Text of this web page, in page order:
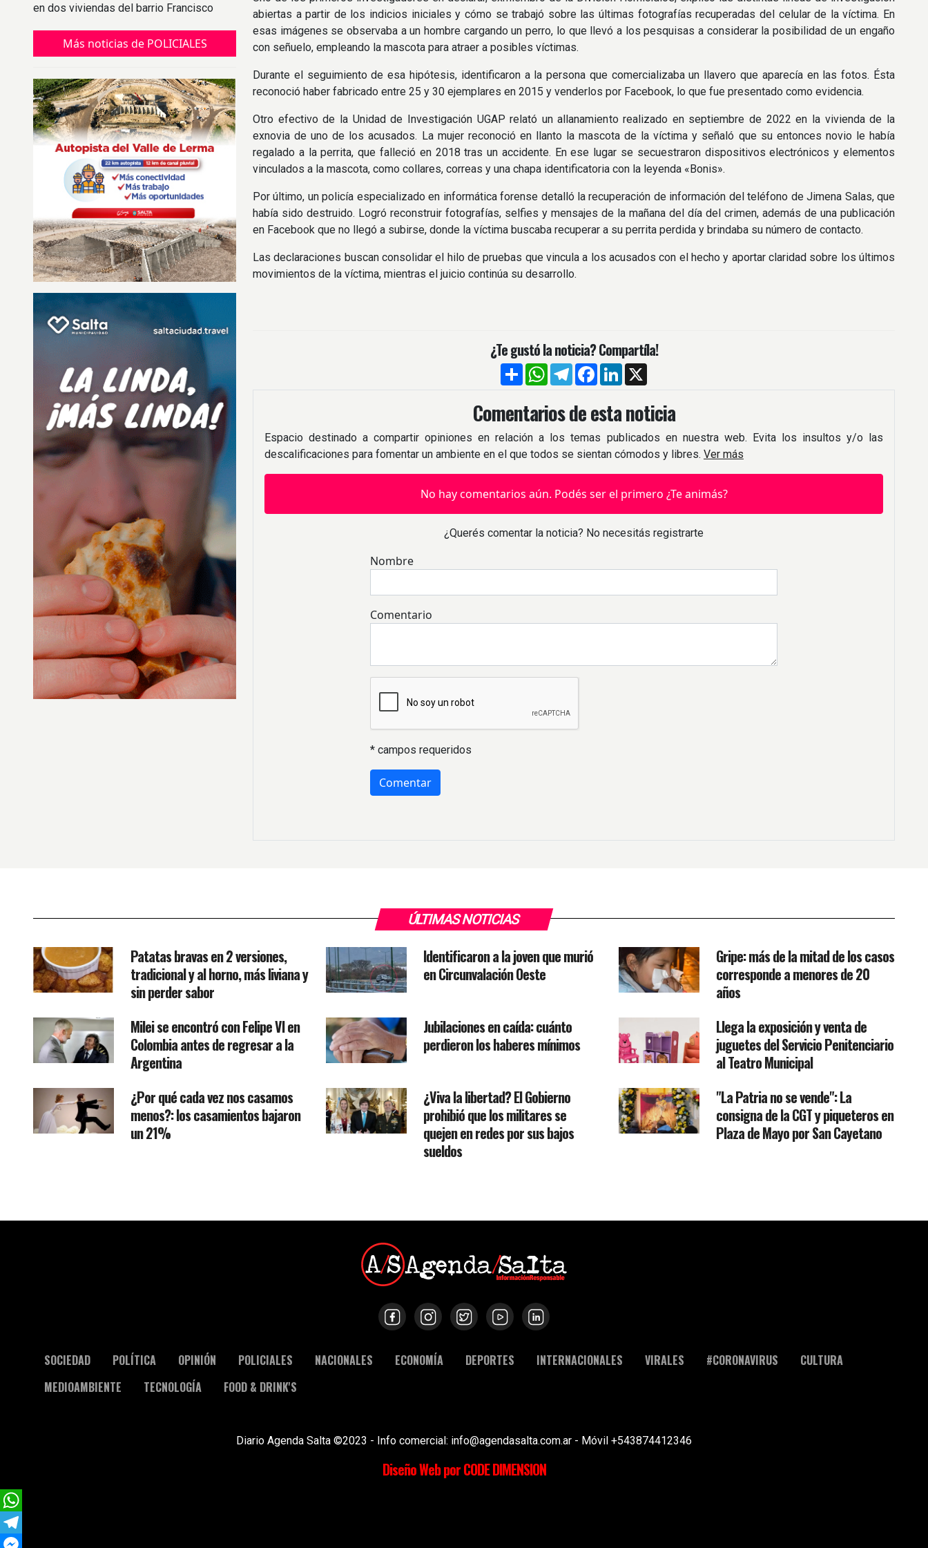
en dos viviendas del barrio Francisco
Más noticias de POLICIALES
abiertas a partir de los indicios iniciales y cómo se trabajó sobre las últimas fotografías recuperadas del celular de la víctima. En
esas imágenes se observaba a un hombre cargando un perro, lo que llevó a los pesquisas a considerar la posibilidad de un engaño
con señuelo, empleando la mascota para atraer a posibles víctimas.
Durante el seguimiento de esa hipótesis, identificaron a la persona que comercializaba un llavero que aparecía en las fotos. Ésta
reconoció haber fabricado entre 25 y 30 ejemplares en 2015 y venderlos por Facebook, lo que fue presentado como evidencia.
Otro efectivo de la Unidad de Investigación UGAP relató un allanamiento realizado en septiembre de 2022 en la vivienda de la
exnovia de uno de los acusados. La mujer reconoció en llanto la mascota de la víctima y señaló que su entonces novio le había
regalado a la perrita, que falleció en 2018 tras un accidente. En ese lugar se secuestraron dispositivos electrónicos y elementos
vinculados a la mascota, como collares, correas y una chapa identificatoria con la leyenda «Bonis».
Por último, un policía especializado en informática forense detalló la recuperación de información del teléfono de Jimena Salas, que
había sido destruido. Logró reconstruir fotografías, selfies y mensajes de la mañana del día del crimen, además de una publicación
en Facebook que no llegó a subirse, donde la víctima buscaba recuperar a su perrita perdida y brindaba su número de contacto.
Las declaraciones buscan consolidar el hilo de pruebas que vincula a los acusados con el hecho y aportar claridad sobre los últimos
movimientos de la víctima, mientras el juicio continúa su desarrollo.
¿Te gustó la noticia? Compartíla!
CompartirWhatsApp
TelegramFacebook
LinkedIn
Comentarios de esta noticia
Espacio destinado a compartir opiniones en relación a los temas publicados en nuestra web. Evita los insultos y/o las
descalificaciones para fomentar un ambiente en el que todos se sientan cómodos y libres. Ver más
No hay comentarios aún. Podés ser el primero ¿Te animás?
¿Querés comentar la noticia? No necesitás registrarte
Nombre
Comentario
* campos requeridos
ÚLTIMAS NOTICIAS
Patatas bravas en 2 versiones,
tradicional y al horno, más liviana y
sin perder sabor
Identificaron a la joven que murió
en Circunvalación Oeste
Gripe: más de la mitad de los casos
corresponde a menores de 20
años
Milei se encontró con Felipe VI en
Colombia antes de regresar a la
Argentina
Jubilaciones en caída: cuánto
perdieron los haberes mínimos
Llega la exposición y venta de
juguetes del Servicio Penitenciario
al Teatro Municipal
¿Por qué cada vez nos casamos
menos?: los casamientos bajaron
un 21%
¿Viva la libertad? El Gobierno
prohibió que los militares se
quejen en redes por sus bajos
sueldos
"La Patria no se vende": La
consigna de la CGT y piqueteros en
Plaza de Mayo por San Cayetano
SOCIEDAD POLÍTICA OPINIÓN POLICIALES NACIONALES ECONOMÍA DEPORTES INTERNACIONALES VIRALES #CORONAVIRUS
CULTURA
MEDIOAMBIENTE
TECNOLOGÍA FOOD & DRINK'S
Diario Agenda Salta ©2023 - Info comercial: info@agendasalta.com.ar - Móvil +543874412346
Diseño Web por CODE DIMENSION
WhatsApp
Telegram